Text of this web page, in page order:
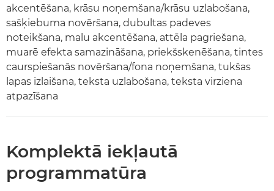
akcentēšana, krāsu noņemšana/krāsu uzlabošana,
sašķiebuma novēršana, dubultas padeves
noteikšana, malu akcentēšana, attēla pagriešana,
muarē efekta samazināšana, priekšskenēšana, tintes
caurspiešanās novēršana/fona noņemšana, tukšas
lapas izlaišana, teksta uzlabošana, teksta virziena
atpazīšana
Komplektā iekļautā
programmatūra